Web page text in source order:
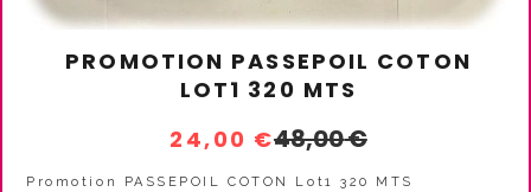
PROMOTION PASSEPOIL COTON
LOT1 320 MTS
24,00 €48,00€
Promotion PASSEPOIL COTON Lot1 320 MTS